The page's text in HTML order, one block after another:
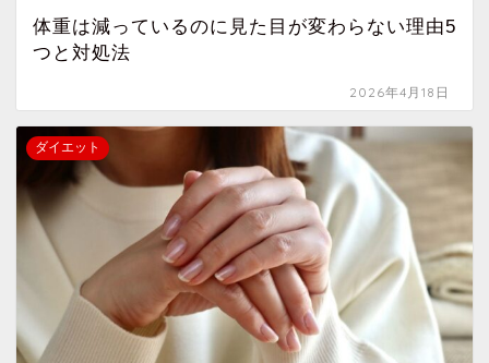
体重は減っているのに見た目が変わらない理由5
つと対処法
2026年4月18日
ダイエット